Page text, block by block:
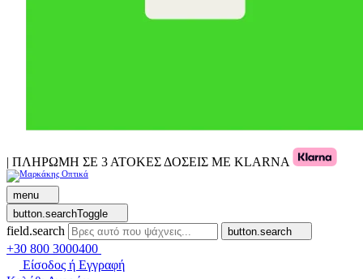
| ΠΛΗΡΩΜΗ ΣΕ 3 ΑΤΟΚΕΣ ΔΟΣΕΙΣ ΜΕ KLARNA
menu
button.searchToggle
field.search button.search
+30 800 3000400
Είσοδος ή Εγγραφή